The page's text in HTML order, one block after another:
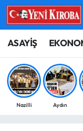
ASAYİŞ
Nazilli Aydın
ASAYİŞ
BİLİM-
ÇEVRE
Aydın
Aydın Hava
Aydin Namaz